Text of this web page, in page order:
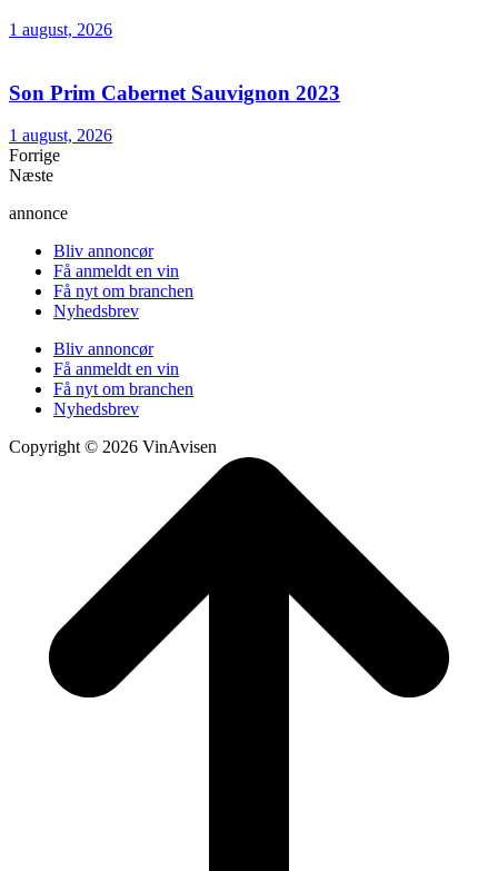
1 august, 2026
Son Prim Cabernet Sauvignon 2023
1 august, 2026
Forrige
Næste
annonce
Bliv annoncør
Få anmeldt en vin
Få nyt om branchen
Nyhedsbrev
Bliv annoncør
Få anmeldt en vin
Få nyt om branchen
Nyhedsbrev
Copyright © 2026 VinAvisen